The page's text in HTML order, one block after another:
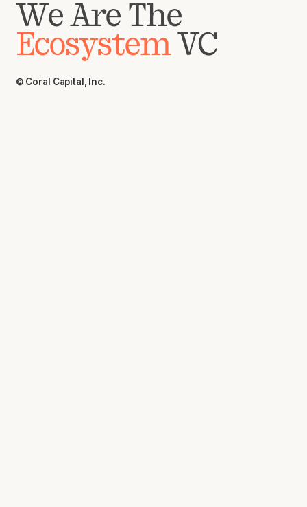
We Are The
EcosystemVC
© Coral Capital, Inc.